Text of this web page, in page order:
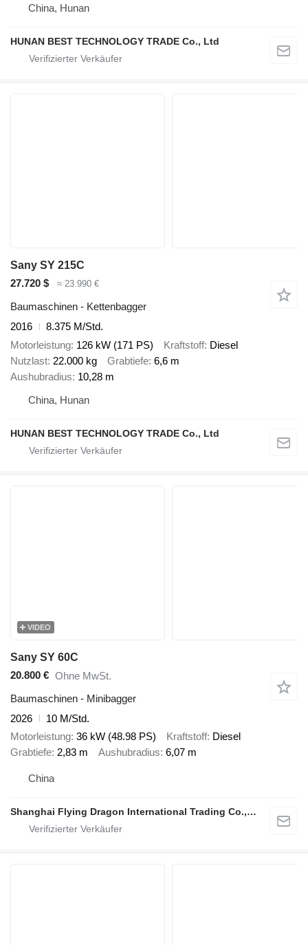
China, Hunan
HUNAN BEST TECHNOLOGY TRADE Co., Ltd
Sany SY 215C
27.720 $
≈ 23.990 €
Baumaschinen - Kettenbagger
2016
8.375 M/Std.
Motorleistung 126 kW (171 PS) Kraftstoff Diesel
Nutzlast 22.000 kg Grabtiefe 6,6 m
Aushubradius 10,28 m
China, Hunan
HUNAN BEST TECHNOLOGY TRADE Co., Ltd
VIDEO
Sany SY 60C
20.800 € Ohne MwSt.
Baumaschinen - Minibagger
2026
10 M/Std.
Motorleistung 36 kW (48.98 PS) Kraftstoff Diesel
Grabtiefe 2,83 m Aushubradius 6,07 m
China
Shanghai Flying Dragon International Trading Co.,Ltd